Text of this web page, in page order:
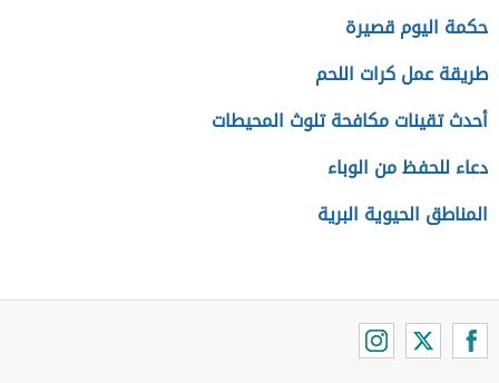
حكمة اليوم قصيرة
طريقة عمل كرات اللحم
أحدث تقينات مكافحة تلوث المحيطات
دعاء للحفظ من الوباء
المناطق الحيوية البرية